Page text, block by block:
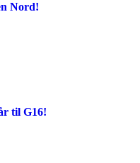
Nord!
til G16!